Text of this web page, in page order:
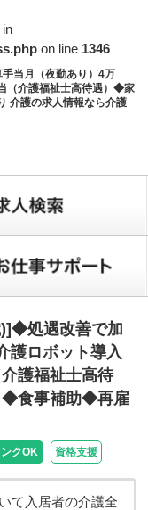
on line 1346
当月（夜勤あり）4万
（介護福祉士高待遇）◆家
介護の求人情報なら介護
処遇改善で加
護ロボット導入
護福祉士高待
◆食事補助◆再雇
クOK 資格支援
て入居者の介護全